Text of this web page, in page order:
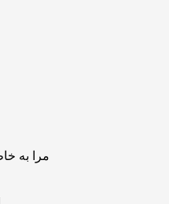
مرا به